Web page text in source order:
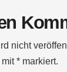
nicht
mit* markiert.